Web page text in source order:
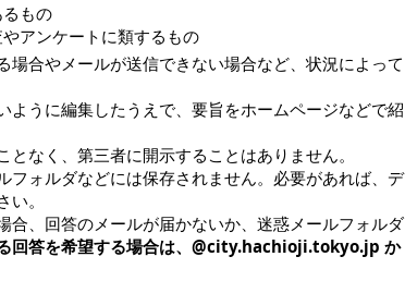
もの
アンケートに類するもの
合やメールが送信できない場合など、状況によって
ように編集したうえで、要旨をホームページなどで紹
なく、第三者に開示することはありません。
フォルダなどには保存されません。必要があれば、デ
。
、回答のメールが届かないか、迷惑メールフォルダ
回答を希望する場合は、@city.hachioji.tokyo.jp か